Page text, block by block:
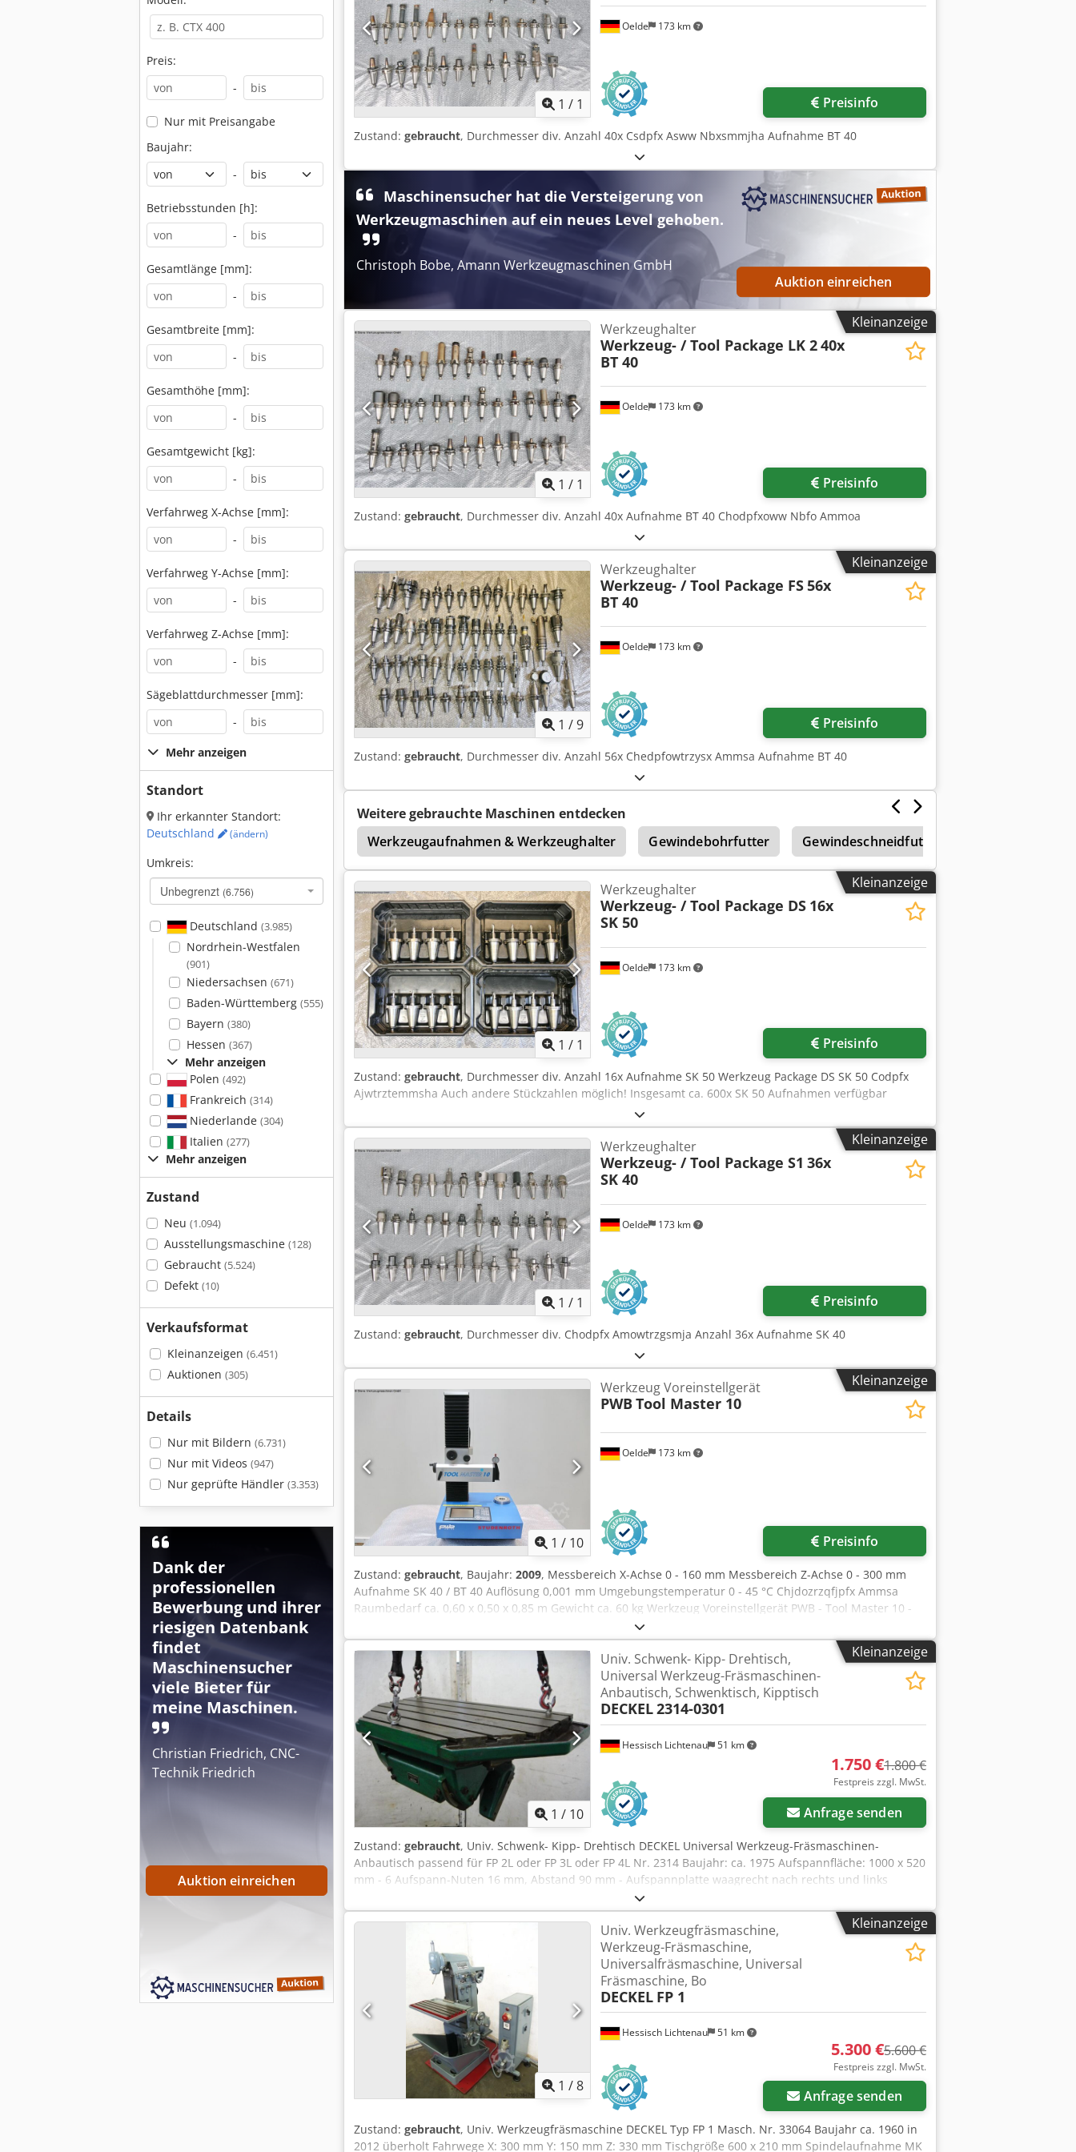
Preis:
-
Nur mit Preisangabe
Baujahr:
-
Betriebsstunden [h]:
-
Gesamtlänge [mm]:
-
Gesamtbreite [mm]:
-
Gesamthöhe [mm]:
-
Gesamtgewicht [kg]:
-
Verfahrweg X-Achse [mm]:
-
Verfahrweg Y-Achse [mm]:
-
Verfahrweg Z-Achse [mm]:
-
Sägeblattdurchmesser [mm]:
-
Mehr anzeigen
Standort
Ihr erkannter Standort:
Deutschland
(ändern)
Umkreis:
Unbegrenzt (6.756)
Deutschland (3.985)
Nordrhein-Westfalen
(901)
Niedersachsen (671)
Baden-Württemberg (555)
Bayern (380)
Hessen (367)
Mehr anzeigen
Polen (492)
Frankreich (314)
Niederlande (304)
Italien (277)
Mehr anzeigen
Zustand
Neu (1.094)
Ausstellungsmaschine (128)
Gebraucht (5.524)
Defekt (10)
Verkaufsformat
Kleinanzeigen (6.451)
Auktionen (305)
Details
Nur mit Bildern (6.731)
Nur mit Videos (947)
Nur geprüfte Händler (3.353)
Dank der
professionellen
Bewerbung und ihrer
riesigen Datenbank
findet
Maschinensucher
viele Bieter für
meine Maschinen.
Christian Friedrich, CNC-
Technik Friedrich
Auktion einreichen
1 / 1
Oelde 173 km
Preisinfo
Zustand: gebraucht, Durchmesser div. Anzahl 40x Csdpfx Asww Nbxsmmjha Aufnahme BT 40
Maschinensucher hat die Versteigerung von
Werkzeugmaschinen auf ein neues Level gehoben.
Christoph Bobe, Amann Werkzeugmaschinen GmbH
Auktion einreichen
Kleinanzeige
1 / 1
Oelde 173 km
Werkzeughalter
Werkzeug- / Tool Package LK 240x
BT 40
Preisinfo
Zustand: gebraucht, Durchmesser div. Anzahl 40x Aufnahme BT 40 Chodpfxoww Nbfo Ammoa
Kleinanzeige
1 /9
Oelde 173 km
Werkzeughalter
Werkzeug- / Tool Package FS56x
BT 40
Preisinfo
Zustand: gebraucht, Durchmesser div. Anzahl 56x Chedpfowtrzysx Ammsa Aufnahme BT 40
Weitere gebrauchte Maschinen entdecken
Werkzeugaufnahmen & Werkzeughalter
Gewindebohrfutter Gewindeschneidfutter
Abrichtvorrichtung
Kleinanzeige
1 / 1
Oelde 173 km
Werkzeughalter
Werkzeug- / Tool Package DS 16x
SK 50
Preisinfo
Zustand: gebraucht, Durchmesser div. Anzahl 16x Aufnahme SK 50 Werkzeug Package DS SK 50 Codpfx
Ajwtrztemmsha Auch andere Stückzahlen möglich! Insgesamt ca. 600x SK 50 Aufnahmen verfügbar
Kleinanzeige
1 / 1
Oelde 173 km
Werkzeughalter
Werkzeug- / Tool Package S1 36x
SK 40
Preisinfo
Zustand: gebraucht, Durchmesser div. Chodpfx Amowtrzgsmja Anzahl 36x Aufnahme SK 40
Kleinanzeige
1 / 10
Oelde 173 km
Werkzeug Voreinstellgerät
PWB Tool Master 10
Preisinfo
Zustand: gebraucht, Baujahr: 2009, Messbereich X-Achse 0 - 160 mm Messbereich Z-Achse 0 - 300 mm
Aufnahme SK 40 / BT 40 Auflösung 0,001 mm Umgebungstemperatur 0 - 45 °C Chjdozrzqfjpfx Ammsa
Raumbedarf ca. 0,60 x 0,50 x 0,85 m Gewicht ca. 60 kg Werkzeug Voreinstellgerät PWB - Tool Master 10 -
Kleinanzeige
1 / 10
Hessisch Lichtenau 51 km
Univ. Schwenk- Kipp- Drehtisch,
Universal Werkzeug-Fräsmaschinen-
Anbautisch, Schwenktisch, Kipptisch
DECKEL2314-0301
1.750 €1.800 €
Festpreis zzgl. MwSt.
Anfrage senden
Zustand: gebraucht, Univ. Schwenk- Kipp- Drehtisch DECKEL Universal Werkzeug-Fräsmaschinen-
Anbautisch passend für FP 2L oder FP 3L oder FP 4L Nr. 2314 Baujahr: ca. 1975 Aufspannfläche: 1000 x 520
mm - 6 Aufspann-Nuten 16 mm, Abstand 90 mm - Aufspannplatte waagrecht nach rechts und links
drehbar bis 45 Grad skaliert - von/zur Maschine kippbar +/- 15 Grad - schwenkbar +/- 15 Grad -
Schwenktisch, Kipptisch, Winkeltisch zulässige Belastung max. 1000kg Gewicht: 400kg Chodpsd E A I Nofx
Kleinanzeige
1 /8
Hessisch Lichtenau 51 km
Univ. Werkzeugfräsmaschine,
Werkzeug-Fräsmaschine,
Universalfräsmaschine, Universal
Fräsmaschine, Bo
DECKEL FP 1
5.300 €5.600 €
Festpreis zzgl. MwSt.
Anfrage senden
Zustand: gebraucht, Univ. Werkzeugfräsmaschine DECKEL Typ FP 1 Masch. Nr. 33064 Baujahr ca. 1960 in
2012 überholt Fahrwege X: 300 mm Y: 150 mm Z: 330 mm Tischgröße 600 x 210 mm Spindelaufnahme MK